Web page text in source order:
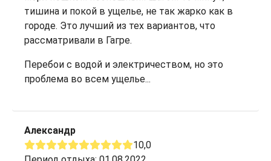
тишина и покой в ущелье, не так жарко как в
городе. Это лучший из тех вариантов, что
рассматривали в Гагре.
Перебои с водой и электричеством, но это
проблема во всем ущелье...
Александр
10,0